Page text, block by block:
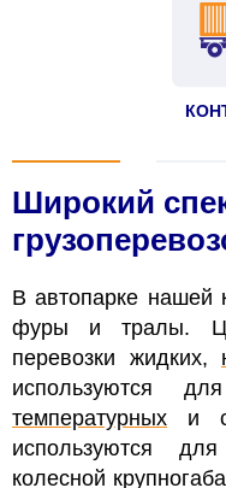
Широкий
В автопарке нашей
фуры и тралы.
перевозки жидких,
используются
температурных и
используются
колесной